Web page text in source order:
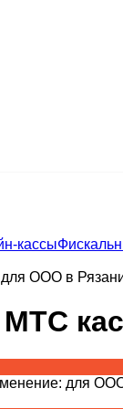
кассы
ООО в
для